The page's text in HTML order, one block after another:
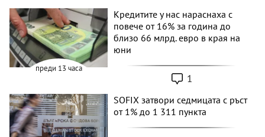
преди 13 часа
Кредитите у нас нараснаха с
повече от 16% за година до
близо 66 млрд. евро в края на
юни
1
SOFIX затвори седмицата с ръст
от 1% до 1 311 пункта